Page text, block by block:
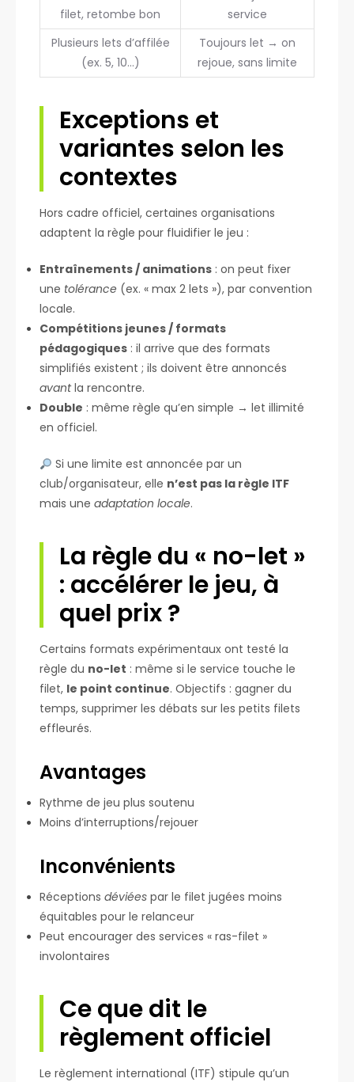
filet, retombe bon
service
Plusieurs lets d’affilée
(ex. 5, 10…)
Toujours let → on
rejoue, sans limite
Exceptions et
variantes selon les
contextes
Hors cadre officiel, certaines organisations
adaptent la règle pour fluidifier le jeu :
Entraînements / animations : on peut fixer
une tolérance (ex. « max 2 lets »), par convention
locale.
Compétitions jeunes / formats
pédagogiques : il arrive que des formats
simplifiés existent ; ils doivent être annoncés
avantla rencontre.
Double : même règle qu’en simple → let illimité
en officiel.
Si une limite est annoncée par un
club/organisateur, elle n’est pas la règle ITF
mais une adaptation locale.
La règle du « no-let »
: accélérer le jeu, à
quel prix ?
Certains formats expérimentaux ont testé la
règle du no-let : même si le service touche le
filet, le point continue. Objectifs : gagner du
temps, supprimer les débats sur les petits filets
effleurés.
Avantages
Rythme de jeu plus soutenu
Moins d’interruptions/rejouer
Inconvénients
Réceptions déviées par le filet jugées moins
équitables pour le relanceur
Peut encourager des services « ras-filet »
involontaires
Ce que dit le
règlement officiel
Le règlement international (ITF) stipule qu’un